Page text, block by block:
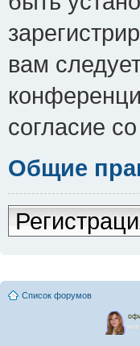
вам
согласие со
Общие
Список форумов